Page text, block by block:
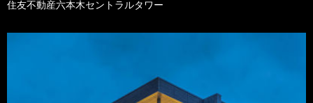
住友不動産六本木セントラルタワー